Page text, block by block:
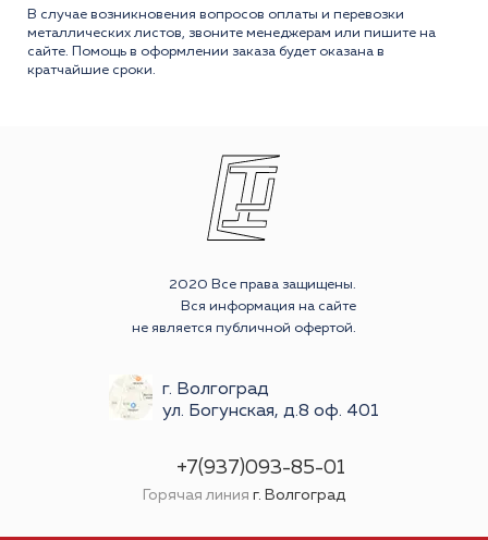
В случае возникновения вопросов оплаты и перевозки
металлических листов, звоните менеджерам или пишите на
сайте. Помощь в оформлении заказа будет оказана в
кратчайшие сроки.
2020 Все права защищены.
Вся информация на сайте
не является публичной офертой.
г. Волгоград
ул. Богунская, д.8 оф. 401
+7(937)093-85-01
Горячая линия г. Волгоград